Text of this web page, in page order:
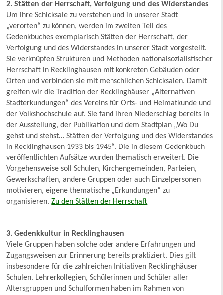
2. Stätten der Herrschaft, Verfolgung und des Widerstandes
Um ihre Schicksale zu verstehen und in unserer Stadt
„verorten“ zu können, werden im zweiten Teil des
Gedenkbuches exemplarisch Stätten der Herrschaft, der
Verfolgung und des Widerstandes in unserer Stadt vorgestellt.
Sie verknüpfen Strukturen und Methoden nationalsozialistischer
Herrschaft in Recklinghausen mit konkreten Gebäuden oder
Orten und verbinden sie mit menschlichen Schicksalen. Damit
greifen wir die Tradition der Recklinghäuser „Alternativen
Stadterkundungen“ des Vereins für Orts- und Heimatkunde und
der Volkshochschule auf. Sie fand ihren Niederschlag bereits in
der Ausstellung, der Publikation und dem Stadtplan „Wo Du
gehst und stehst… Stätten der Verfolgung und des Widerstandes
in Recklinghausen 1933 bis 1945“. Die in diesem Gedenkbuch
veröffentlichten Aufsätze wurden thematisch erweitert. Die
Vorgehensweise soll Schulen, Kirchengemeinden, Parteien,
Gewerkschaften, andere Gruppen oder auch Einzelpersonen
motivieren, eigene thematische „Erkundungen“ zu
organisieren.Zu den Stätten der Herrschaft
3. Gedenkkultur in Recklinghausen
Viele Gruppen haben solche oder andere Erfahrungen und
Zugangsweisen zur Erinnerung bereits praktiziert. Dies gilt
insbesondere für die zahlreichen Initiativen Recklinghäuser
Schulen. Lehrerkollegien, Schülerinnen und Schüler aller
Altersgruppen und Schulformen haben im Rahmen von